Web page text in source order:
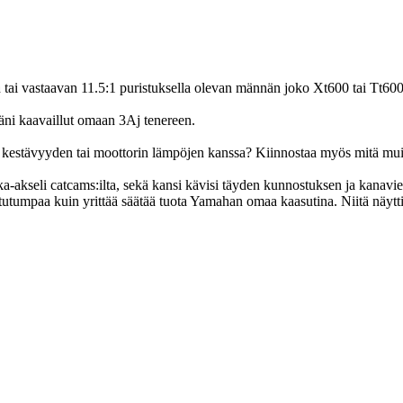
vastaavan 11.5:1 puristuksella olevan männän joko Xt600 tai
kaavaillut omaan 3Aj tenereen.
tai moottorin lämpöjen kanssa? Kiinnostaa myös mitä
catcams:ilta, sekä kansi kävisi täyden kunnostuksen ja
kuin yrittää säätää tuota Yamahan omaa kaasutina. Niitä